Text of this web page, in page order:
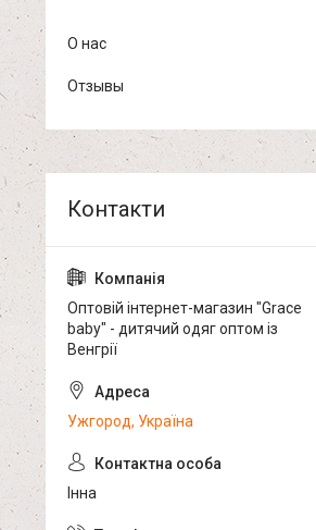
О нас
Отзывы
Оптовій інтернет-магазин "Grace
baby" - дитячий одяг оптом із
Венгрії
Ужгород, Україна
Інна